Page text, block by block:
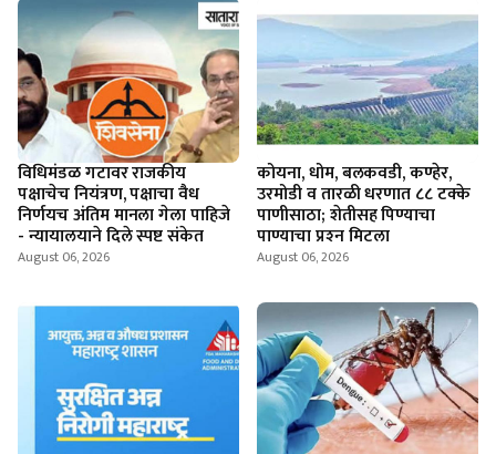
विधिमंडळ गटावर राजकीय
पक्षाचेच नियंत्रण, पक्षाचा वैध
निर्णयच अंतिम मानला गेला पाहिजे
- न्यायालयाने दिले स्पष्ट संकेत
August 06, 2026
कोयना, धोम, बलकवडी, कण्हेर,
उरमोडी व तारळी धरणात ८८ टक्के
पाणीसाठा; शेतीसह पिण्याचा
पाण्याचा प्रश्‍न मिटला
August 06, 2026